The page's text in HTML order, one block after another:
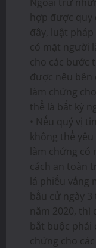
hợp được quy
đây, luật pháp
có mặt người
cho các bước
được nêu bên
làm chứng
thể là bất kỳ
• Nếu quý vị
không thể
làm chứng có
cách an toàn
lá phiếu vắng
bầu cử ngày 3
năm 2020, thì
bắt buộc phải
chứng cho